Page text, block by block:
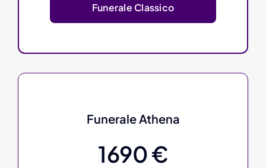
Funerale Classico
Funerale Athena
1690 €